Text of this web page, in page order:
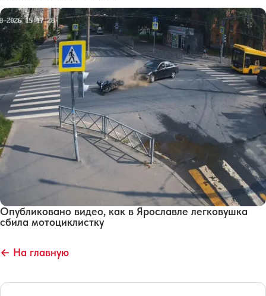
Опубликовано видео, как в Ярославле легковушка
сбила мотоциклистку
← На главную